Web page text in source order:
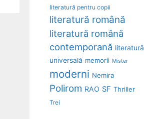
literatură pentru copii
literatură română
literatură română
contemporană literatură
universală memorii Mister
moderni Nemira
Polirom RAO SF Thriller
Trei